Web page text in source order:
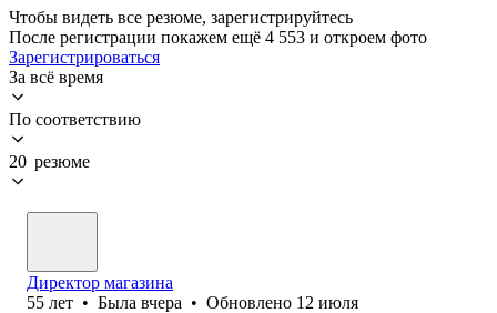
Чтобы видеть все резюме, зарегистрируйтесь
После регистрации покажем ещё 4 553 и откроем фото
Зарегистрироваться
За всё время
По соответствию
20 резюме
Директор магазина
55 лет • Была вчера • Обновлено 12 июля